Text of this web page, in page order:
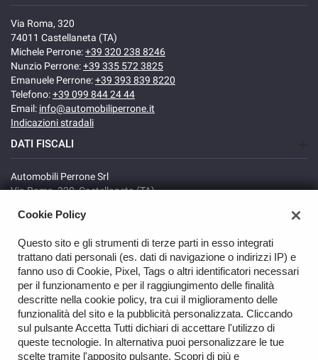
Via Roma, 320
74011 Castellaneta (TA)
Michele Perrone:+39 320 238 8246
Nunzio Perrone:+39 335 572 3825
Emanuele Perrone:+39 393 839 8220
Telefono:+39 099 844 24 44
Email: info@automobiliperrone.it
Indicazioni stradali
DATI FISCALI
Automobili Perrone Srl
Via Roma, 320, Castellaneta (TA)
Registro delle imprese: TA
TORNA IN CIMA
Cookie Policy
Questo sito e gli strumenti di terze parti in esso integrati
trattano dati personali (es. dati di navigazione o indirizzi IP) e
fanno uso di Cookie, Pixel, Tags o altri identificatori necessari
per il funzionamento e per il raggiungimento delle finalità
descritte nella cookie policy, tra cui il miglioramento delle
funzionalità del sito e la pubblicità personalizzata. Cliccando
sul pulsante Accetta Tutti dichiari di accettare l'utilizzo di
queste tecnologie. In alternativa puoi personalizzare le tue
scelte tramite l'apposito pulsante. Scopri di più e